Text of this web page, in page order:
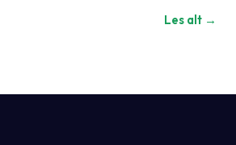
Les alt →